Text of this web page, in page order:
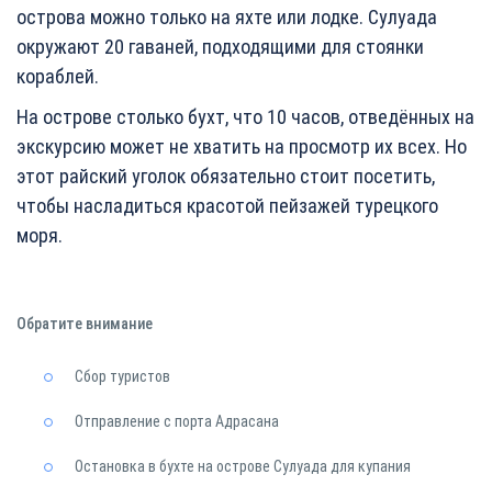
острова можно только на яхте или лодке. Сулуада
окружают 20 гаваней, подходящими для стоянки
кораблей.
На острове столько бухт, что 10 часов, отведённых на
экскурсию может не хватить на просмотр их всех. Но
этот райский уголок обязательно стоит посетить,
чтобы насладиться красотой пейзажей турецкого
моря.
Обратите внимание
Сбор туристов
Отправление с порта Адрасана
Остановка в бухте на острове Сулуада для купания